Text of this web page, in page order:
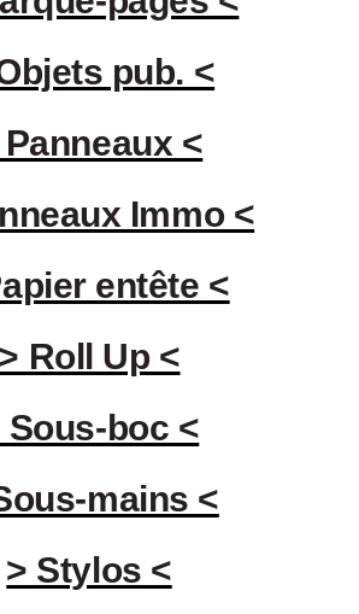
pub. <
Panneaux <
Immo <
entête <
> Roll Up <
Sous-boc <
mains <
> Stylos <